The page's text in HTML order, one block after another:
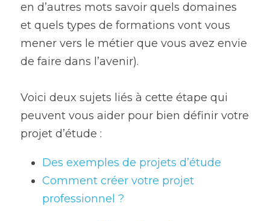
en d’autres mots savoir quels domaines
et quels types de formations vont vous
mener vers le métier que vous avez envie
de faire dans l’avenir).
Voici deux sujets liés à cette étape qui
peuvent vous aider pour bien définir votre
projet d’étude :
Des exemples de projets d’étude
Comment créer votre projet
professionnel ?